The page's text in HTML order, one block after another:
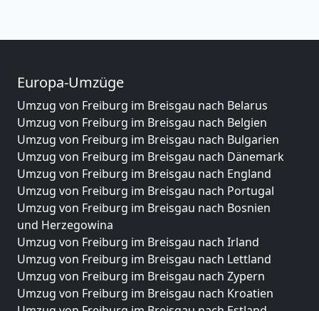
Europa-Umzüge
Umzug von Freiburg im Breisgau nach Belarus
Umzug von Freiburg im Breisgau nach Belgien
Umzug von Freiburg im Breisgau nach Bulgarien
Umzug von Freiburg im Breisgau nach Dänemark
Umzug von Freiburg im Breisgau nach England
Umzug von Freiburg im Breisgau nach Portugal
Umzug von Freiburg im Breisgau nach Bosnien
und Herzegowina
Umzug von Freiburg im Breisgau nach Irland
Umzug von Freiburg im Breisgau nach Lettland
Umzug von Freiburg im Breisgau nach Zypern
Umzug von Freiburg im Breisgau nach Kroatien